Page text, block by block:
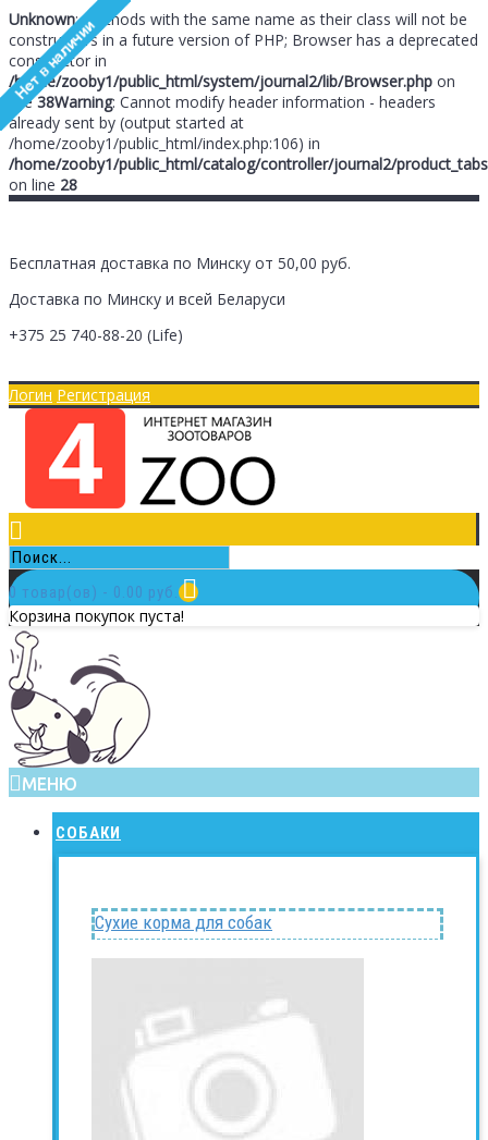
Unknown: Methods with the same name as their class will not be
constructors in a future version of PHP; Browser has a deprecated
constructor in
/home/zooby1/public_html/system/journal2/lib/Browser.php on
line38Warning: Cannot modify header information - headers
already sent by (output started at
/home/zooby1/public_html/index.php:106) in
/home/zooby1/public_html/catalog/controller/journal2/
on line 28
Бесплатная доставка по Минску от 50,00 руб.
Доставка по Минску и всей Беларуси
+375 25 740-88-20 (Life)
Логин Регистрация
0 товар(ов) - 0.00 руб.
Корзина покупок пуста!
МЕНЮ
СОБАКИ
Сухие корма для собак